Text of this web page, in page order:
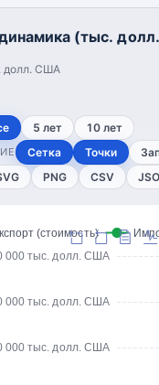
(тыс.
долл. США
5 лет 10 лет
Сетка Точки
PNG CSV
000 тыс. долл. США
000 тыс. долл. США
000 тыс. долл. США
(стоимость)